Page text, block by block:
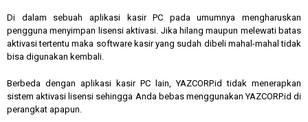
Di dalam sebuah aplikasi kasir PC pada umumnya mengharuskan
pengguna menyimpan lisensi aktivasi. Jika hilang maupun melewati batas
aktivasi tertentu maka software kasir yang sudah dibeli mahal-mahal tidak
bisa digunakan kembali.
Berbeda dengan aplikasi kasir PC lain, YAZCORP.id tidak menerapkan
sistem aktivasi lisensi sehingga Anda bebas menggunakan YAZCORP.id di
perangkat apapun.